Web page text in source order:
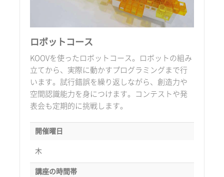
ロボットコース
KOOVを使ったロボットコース。ロボットの組み
立てから、実際に動かすプログラミングまで行
います。試行錯誤を繰り返しながら、創造力や
空間認識能力を身につけます。コンテストや発
表会も定期的に挑戦します。
開催曜日
木
講座の時間帯